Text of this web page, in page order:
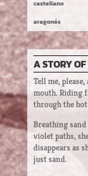
castellano
aragonés
A STORY
Tell me,
mouth. Riding
through the
Breathing
violet paths,
disappears as
just sand.